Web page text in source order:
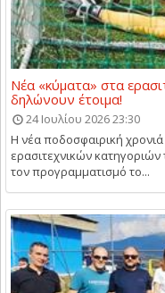
Νέα «κύματα» στα
δηλώνουν έτοιμα!
24 Ιουλίου 2026 23:30
Η νέα ποδοσφαιρική
ερασιτεχνικών
τον προγραμματισμό το...